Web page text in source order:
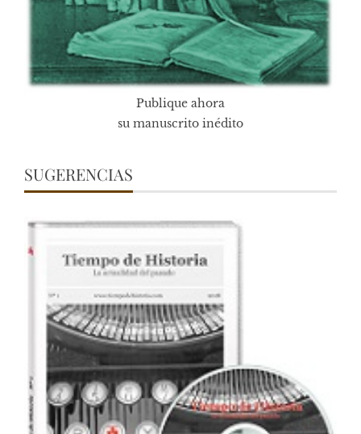
Publique ahora
su manuscrito inédito
SUGERENCIAS